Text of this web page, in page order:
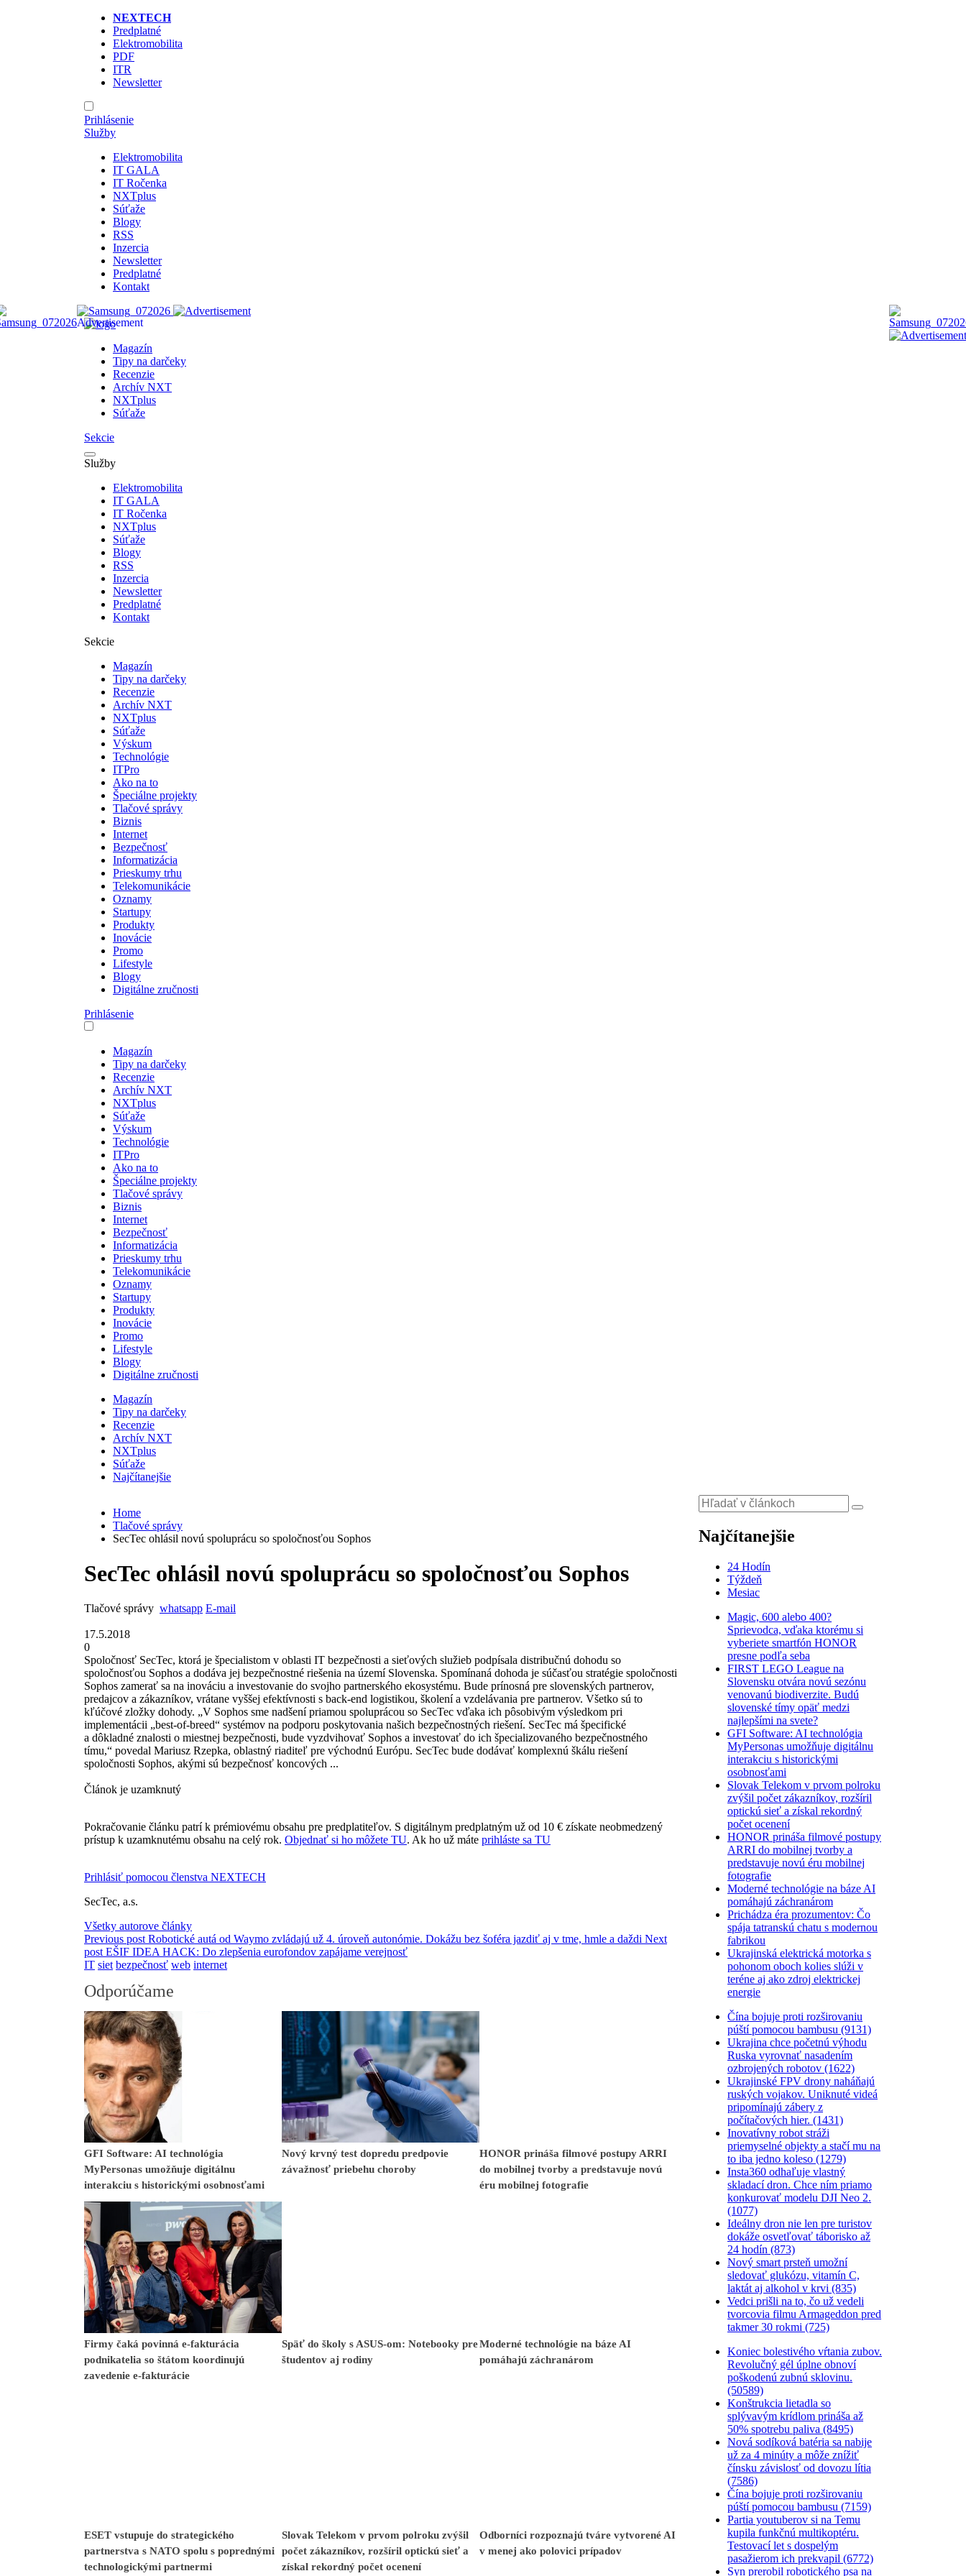
NEXTECH
Predplatné
Elektromobilita
PDF
ITR
Newsletter
Prihlásenie
Služby
Elektromobilita
IT GALA
IT Ročenka
NXTplus
Súťaže
Blogy
RSS
Inzercia
Newsletter
Predplatné
Kontakt
Magazín
Tipy na darčeky
Recenzie
Archív NXT
NXTplus
Súťaže
Sekcie
Služby
Elektromobilita
IT GALA
IT Ročenka
NXTplus
Súťaže
Blogy
RSS
Inzercia
Newsletter
Predplatné
Kontakt
Sekcie
Magazín
Tipy na darčeky
Recenzie
Archív NXT
NXTplus
Súťaže
Výskum
Technológie
ITPro
Ako na to
Špeciálne projekty
Tlačové správy
Biznis
Internet
Bezpečnosť
Informatizácia
Prieskumy trhu
Telekomunikácie
Oznamy
Startupy
Produkty
Inovácie
Promo
Lifestyle
Blogy
Digitálne zručnosti
Prihlásenie
Magazín
Tipy na darčeky
Recenzie
Archív NXT
NXTplus
Súťaže
Výskum
Technológie
ITPro
Ako na to
Špeciálne projekty
Tlačové správy
Biznis
Internet
Bezpečnosť
Informatizácia
Prieskumy trhu
Telekomunikácie
Oznamy
Startupy
Produkty
Inovácie
Promo
Lifestyle
Blogy
Digitálne zručnosti
Magazín
Tipy na darčeky
Recenzie
Archív NXT
NXTplus
Súťaže
Najčítanejšie
Home
Tlačové správy
SecTec ohlásil novú spoluprácu so spoločnosťou Sophos
SecTec ohlásil novú spoluprácu so spoločnosťou Sophos
Tlačové správy whatsapp E-mail
17.5.2018
0
Spoločnosť SecTec, ktorá je špecialistom v oblasti IT bezpečnosti a sieťových služieb podpísala distribučnú dohodu so
spoločnosťou Sophos a dodáva jej bezpečnostné riešenia na území Slovenska. Spomínaná dohoda je súčasťou stratégie spoločnosti
Sophos zamerať sa na inováciu a investovanie do svojho partnerského ekosystému. Bude prínosná pre slovenských partnerov,
predajcov a zákazníkov, vrátane vyššej efektívnosti s back-end logistikou, školení a vzdelávania pre partnerov. Všetko sú to
kľúčové zložky dohody. „V Sophos sme nadšení priamou spoluprácou so SecTec vďaka ich pôsobivým výsledkom pri
implementácii „best-of-breed“ systémov na podporu poskytovania našich bezpečnostných riešení. SecTec má špecifické
a dôkladné znalosti o miestnej bezpečnosti, bude vyzdvihovať Sophos a investovať do ich špecializovaného bezpečnostného
tímu,“ povedal Mariusz Rzepka, oblastný riaditeľ pre východnú Európu. SecTec bude dodávať komplexnú škálu riešení
spoločnosti Sophos, akými sú bezpečnosť koncových ...
Článok je uzamknutý
Pokračovanie článku patrí k prémiovému obsahu pre predplatiteľov. S digitálnym predplatným už od 10 € získate neobmedzený
prístup k uzamknutému obsahu na celý rok. Objednať si ho môžete TU. Ak ho už máte prihláste sa TU
Prihlásiť pomocou členstva NEXTECH
SecTec, a.s.
Všetky autorove články
Previous post Robotické autá od Waymo zvládajú už 4. úroveň autonómie. Dokážu bez šoféra jazdiť aj v tme, hmle a daždi Next
post EŠIF IDEA HACK: Do zlepšenia eurofondov zapájame verejnosť
IT siet bezpečnosť web internet
Odporúčame
GFI Software: AI technológia
MyPersonas umožňuje digitálnu
interakciu s historickými osobnosťami
Nový krvný test dopredu predpovie
závažnosť priebehu choroby
HONOR prináša filmové postupy ARRI
do mobilnej tvorby a predstavuje novú
éru mobilnej fotografie
Firmy čaká povinná e-fakturácia
podnikatelia so štátom koordinujú
zavedenie e-fakturácie
Späť do školy s ASUS-om: Notebooky pre
študentov aj rodiny
Moderné technológie na báze AI
pomáhajú záchranárom
ESET vstupuje do strategického
partnerstva s NATO spolu s poprednými
technologickými partnermi
Slovak Telekom v prvom polroku zvýšil
počet zákazníkov, rozšíril optickú sieť a
získal rekordný počet ocenení
Odborníci rozpoznajú tváre vytvorené AI
v menej ako polovici prípadov
Najčítanejšie
24 Hodín
Týždeň
Mesiac
Magic, 600 alebo 400?
Sprievodca, vďaka ktorému si
vyberiete smartfón HONOR
presne podľa seba
FIRST LEGO League na
Slovensku otvára novú sezónu
venovanú biodiverzite. Budú
slovenské tímy opäť medzi
najlepšími na svete?
GFI Software: AI technológia
MyPersonas umožňuje digitálnu
interakciu s historickými
osobnosťami
Slovak Telekom v prvom polroku
zvýšil počet zákazníkov, rozšíril
optickú sieť a získal rekordný
počet ocenení
HONOR prináša filmové postupy
ARRI do mobilnej tvorby a
predstavuje novú éru mobilnej
fotografie
Moderné technológie na báze AI
pomáhajú záchranárom
Prichádza éra prozumentov: Čo
spája tatranskú chatu s modernou
fabrikou
Ukrajinská elektrická motorka s
pohonom oboch kolies slúži v
teréne aj ako zdroj elektrickej
energie
Čína bojuje proti rozširovaniu
púští pomocou bambusu (9131)
Ukrajina chce početnú výhodu
Ruska vyrovnať nasadením
ozbrojených robotov (1622)
Ukrajinské FPV drony naháňajú
ruských vojakov. Uniknuté videá
pripomínajú zábery z
počítačových hier. (1431)
Inovatívny robot stráži
priemyselné objekty a stačí mu na
to iba jedno koleso (1279)
Insta360 odhaľuje vlastný
skladací dron. Chce ním priamo
konkurovať modelu DJI Neo 2.
(1077)
Ideálny dron nie len pre turistov
dokáže osvetľovať táborisko až
24 hodín (873)
Nový smart prsteň umožní
sledovať glukózu, vitamín C,
laktát aj alkohol v krvi (835)
Vedci prišli na to, čo už vedeli
tvorcovia filmu Armageddon pred
takmer 30 rokmi (725)
Koniec bolestivého vŕtania zubov.
Revolučný gél úplne obnoví
poškodenú zubnú sklovinu.
(50589)
Konštrukcia lietadla so
splývavým krídlom prináša až
50% spotrebu paliva (8495)
Nová sodíková batéria sa nabije
už za 4 minúty a môže znížiť
čínsku závislosť od dovozu lítia
(7586)
Čína bojuje proti rozširovaniu
púští pomocou bambusu (7159)
Partia youtuberov si na Temu
kupila funkčnú multikoptéru.
Testovací let s dospelým
pasažierom ich prekvapil (6772)
Syn prerobil robotického psa na